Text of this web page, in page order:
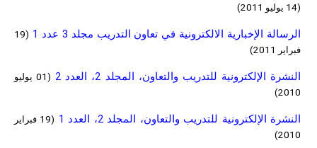
الرسالة الإخبارية الالكترونية في تعاون التدريب مجلد 3 عدد 1
(19
فبراير 2011)
النشرة الإلكترونية للتدريب والتعاون، المجلد 2، العدد 2
(01 يوليو
2010)
النشرة الإلكترونية للتدريب والتعاون، المجلد 2، العدد 1
(19 فبراير
2010)